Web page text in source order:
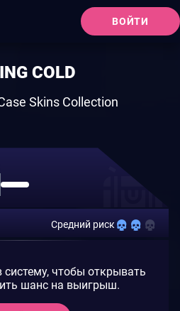
ВОЙТИ
COLD
Skins Collection
Средний риск
чтобы открывать
шанс на выигрыш.